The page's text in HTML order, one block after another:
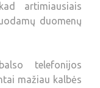
artimiausiais
duomenų
telefonijos
mažiau kalbės